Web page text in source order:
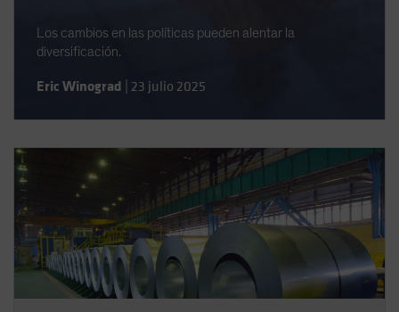
Los cambios en las políticas pueden alentar la
diversificación.
Eric Winograd 23 julio 2025